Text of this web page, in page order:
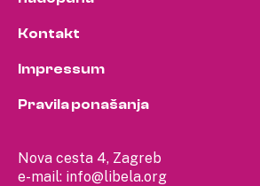
Nova cesta 4, Zagreb
e-mail: info@libela.org
Kontakt
Impressum
Pravila ponašanja